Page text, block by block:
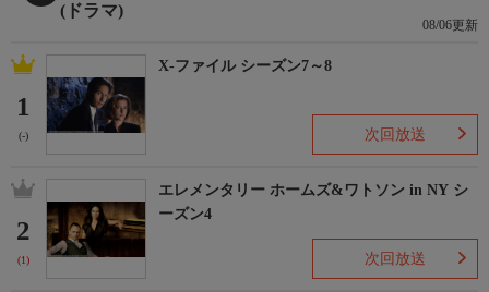
(ドラマ)
08/06更新
1
(-)
X-ファイル シーズン7～8
次回放送
2
(1)
エレメンタリー ホームズ&ワトソン in NY シ
ーズン4
次回放送